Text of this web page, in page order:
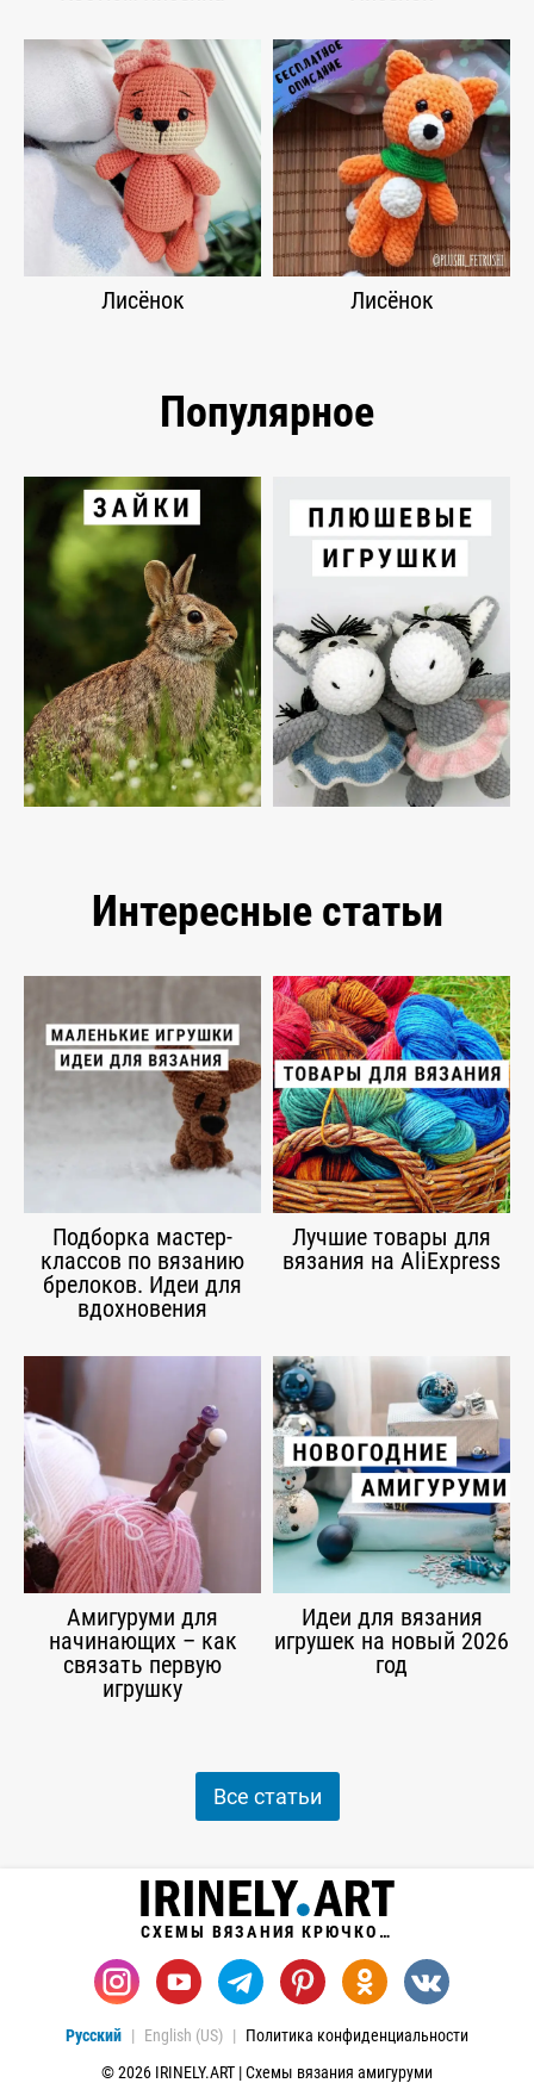
Лисёнок Лисёнок
Популярное
Интересные статьи
Подборка мастер-
классов по вязанию
брелоков. Идеи для
вдохновения
Лучшие товары для
вязания на AliExpress
Амигуруми для
начинающих – как
связать первую
игрушку
Идеи для вязания
игрушек на новый 2026
год
Все статьи
СХЕМЫ ВЯЗАНИЯ КРЮЧКОМ
Русский English (US)
Политика конфиденциальности
© 2026 IRINELY.ART | Схемы вязания амигуруми